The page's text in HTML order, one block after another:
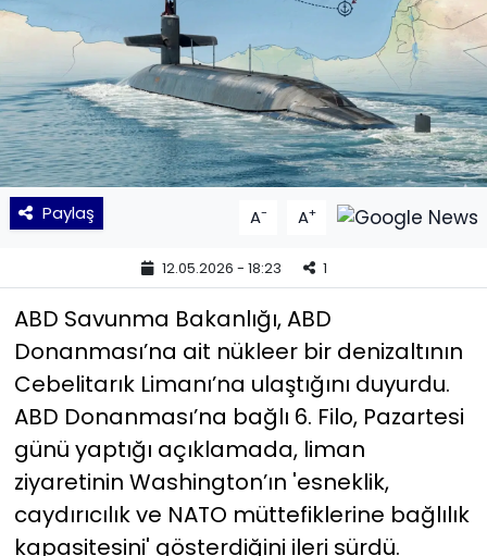
Paylaş A- A+
12.05.2026 - 18:23 1
ABD Savunma Bakanlığı, ABD
Donanması’na ait nükleer bir denizaltının
Cebelitarık Limanı’na ulaştığını duyurdu.
ABD Donanması’na bağlı 6. Filo, Pazartesi
günü yaptığı açıklamada, liman
ziyaretinin Washington’ın 'esneklik,
caydırıcılık ve NATO müttefiklerine bağlılık
kapasitesini' gösterdiğini ileri sürdü.
SAĞLIK
Siyaset
SPOR
TEKNOLOJİ
YEREL POLİTİKA
YEREL YÖNETİMLER
Yurt